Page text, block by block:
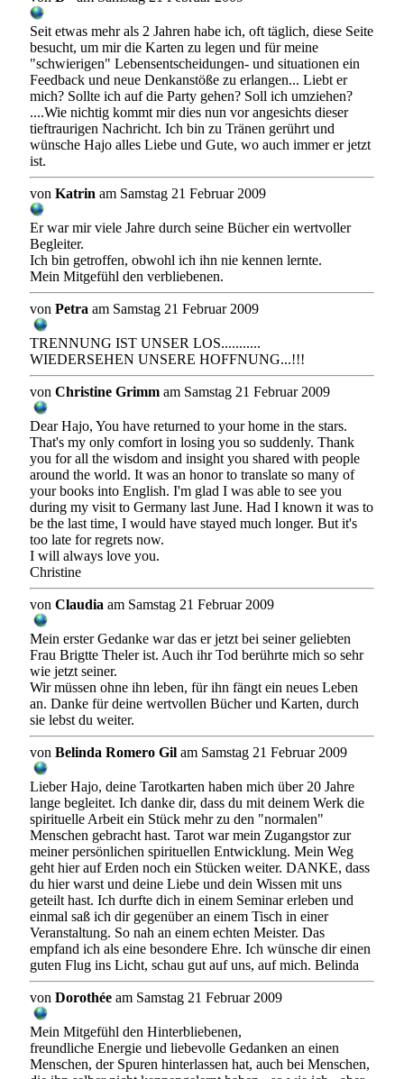
Seit etwas mehr als 2 Jahren habe ich, oft täglich, diese Seite
besucht, um mir die Karten zu legen und für meine
"schwierigen" Lebensentscheidungen- und situationen ein
Feedback und neue Denkanstöße zu erlangen... Liebt er
mich? Sollte ich auf die Party gehen? Soll ich umziehen?
....Wie nichtig kommt mir dies nun vor angesichts dieser
tieftraurigen Nachricht. Ich bin zu Tränen gerührt und
wünsche Hajo alles Liebe und Gute, wo auch immer er jetzt
ist.
von Katrin am Samstag 21 Februar 2009
Er war mir viele Jahre durch seine Bücher ein wertvoller
Begleiter.
Ich bin getroffen, obwohl ich ihn nie kennen lernte.
Mein Mitgefühl den verbliebenen.
von Petra am Samstag 21 Februar 2009
TRENNUNG IST UNSER LOS...........
WIEDERSEHEN UNSERE HOFFNUNG...!!!
von Christine Grimm am Samstag 21 Februar 2009
Dear Hajo, You have returned to your home in the stars.
That's my only comfort in losing you so suddenly. Thank
you for all the wisdom and insight you shared with people
around the world. It was an honor to translate so many of
your books into English. I'm glad I was able to see you
during my visit to Germany last June. Had I known it was to
be the last time, I would have stayed much longer. But it's
too late for regrets now.
I will always love you.
Christine
von Claudia am Samstag 21 Februar 2009
Mein erster Gedanke war das er jetzt bei seiner geliebten
Frau Brigtte Theler ist. Auch ihr Tod berührte mich so sehr
wie jetzt seiner.
Wir müssen ohne ihn leben, für ihn fängt ein neues Leben
an. Danke für deine wertvollen Bücher und Karten, durch
sie lebst du weiter.
von Belinda Romero Gil am Samstag 21 Februar 2009
Lieber Hajo, deine Tarotkarten haben mich über 20 Jahre
lange begleitet. Ich danke dir, dass du mit deinem Werk die
spirituelle Arbeit ein Stück mehr zu den "normalen"
Menschen gebracht hast. Tarot war mein Zugangstor zur
meiner persönlichen spirituellen Entwicklung. Mein Weg
geht hier auf Erden noch ein Stücken weiter. DANKE, dass
du hier warst und deine Liebe und dein Wissen mit uns
geteilt hast. Ich durfte dich in einem Seminar erleben und
einmal saß ich dir gegenüber an einem Tisch in einer
Veranstaltung. So nah an einem echten Meister. Das
empfand ich als eine besondere Ehre. Ich wünsche dir einen
guten Flug ins Licht, schau gut auf uns, auf mich. Belinda
von Dorothée am Samstag 21 Februar 2009
Mein Mitgefühl den Hinterbliebenen,
freundliche Energie und liebevolle Gedanken an einen
Menschen, der Spuren hinterlassen hat, auch bei Menschen,